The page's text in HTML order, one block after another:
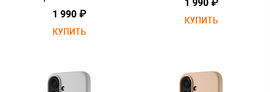
1 990 ₽
КУПИТЬ
1 990 ₽
КУПИТЬ